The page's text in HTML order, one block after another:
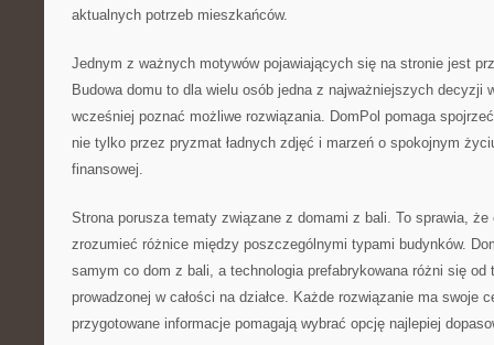
aktualnych potrzeb mieszkańców.
Jednym z ważnych motywów pojawiających się na stronie jest
Budowa domu to dla wielu osób jedna z najważniejszych decyzji
wcześniej poznać możliwe rozwiązania. DomPol pomaga
nie tylko przez pryzmat ładnych zdjęć i marzeń o spokojnym
finansowej.
Strona porusza tematy związane z domami z bali. To sprawia,
zrozumieć różnice między poszczególnymi typami budynków.
samym co dom z bali, a technologia prefabrykowana różni się od
prowadzonej w całości na działce. Każde rozwiązanie ma swoje
przygotowane informacje pomagają wybrać opcję najlepiej